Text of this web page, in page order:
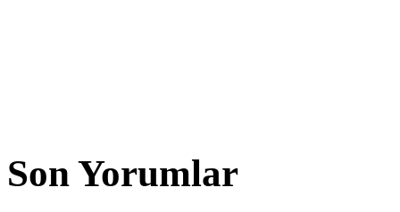
Son Yorumlar